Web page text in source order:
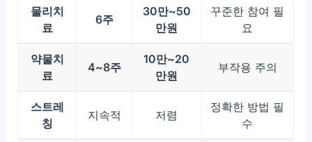
물리치
료
6주
30만~50
만원
꾸준한 참여 필
요
약물치
료
4~8주
10만~20
만원
부작용 주의
스트레
칭
지속적 저렴
정확한 방법 필
수